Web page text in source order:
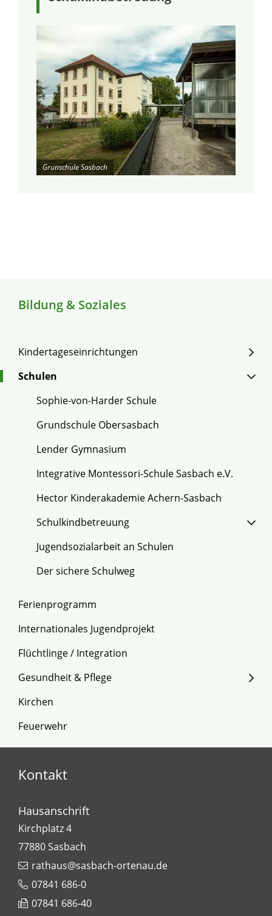
Bildung & Soziales
Kindertageseinrichtungen
Schulen
Sophie-von-Harder Schule
Grundschule Obersasbach
Lender Gymnasium
Integrative Montessori-Schule Sasbach e.V.
Hector Kinderakademie Achern-Sasbach
Schulkindbetreuung
Jugendsozialarbeit an Schulen
Der sichere Schulweg
Ferienprogramm
Internationales Jugendprojekt
Flüchtlinge / Integration
Gesundheit & Pflege
Kirchen
Feuerwehr
Grunschule Sasbach
Kontakt
Hausanschrift
Kirchplatz 4
77880Sasbach
rathaus@sasbach-ortenau.de
07841 686-0
07841 686-40